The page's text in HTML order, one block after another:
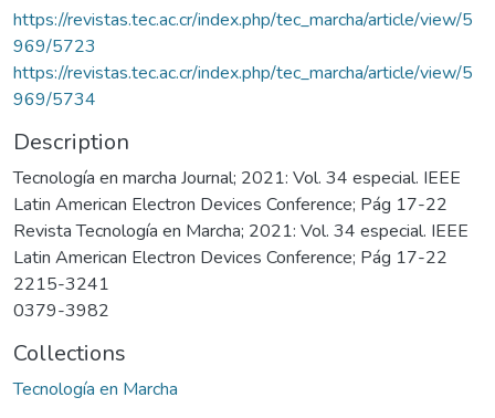
https://revistas.tec.ac.cr/index.php/tec_marcha/article/view/5
969/5723
https://revistas.tec.ac.cr/index.php/tec_marcha/article/view/5
969/5734
Description
Tecnología en marcha Journal; 2021: Vol. 34 especial. IEEE
Latin American Electron Devices Conference; Pág 17-22
Revista Tecnología en Marcha; 2021: Vol. 34 especial. IEEE
Latin American Electron Devices Conference; Pág 17-22
2215-3241
0379-3982
Collections
Tecnología en Marcha